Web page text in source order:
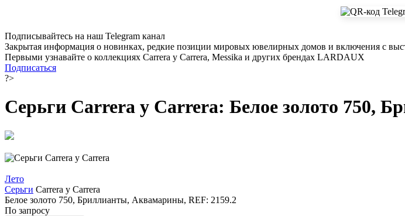
Подписывайтесь на наш Telegram канал
Закрытая информация о новинках, редкие позиции мировых ювелирных домов и включения с
Первыми узнавайте о коллекциях Carrera y Carrera, Messika и других брендах LARDAUX
Подписаться
?>
Серьги Carrera y Carrera: Белое золото 750,
Лето
Серьги Carrera y Carrera
Белое золото 750, Бриллианты, Аквамарины, REF: 2159.2
По запросу